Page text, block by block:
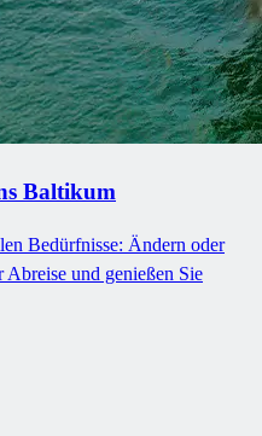
Baltikum
Bedürfnisse: Ändern oder
und genießen Sie